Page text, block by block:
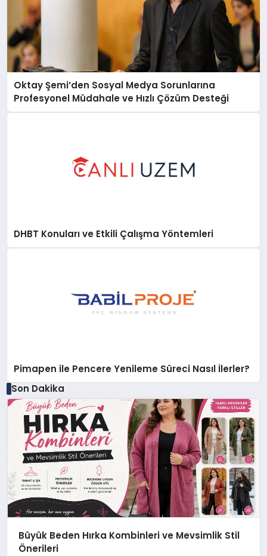
Oktay Şemi’den Sosyal Medya Sorunlarına
Profesyonel Müdahale ve Hızlı Çözüm Desteği
DHBT Konuları ve Etkili Çalışma Yöntemleri
Pimapen ile Pencere Yenileme Süreci Nasıl İlerler?
Son Dakika
Büyük Beden Hırka Kombinleri ve Mevsimlik Stil
Önerileri